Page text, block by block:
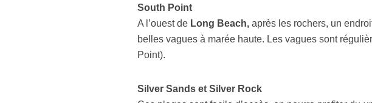
South Point
A l’ouest de Long Beach,après les rochers, un
belles vagues à marée haute. Les vagues sont
Point).
Silver Sands et Silver Rock